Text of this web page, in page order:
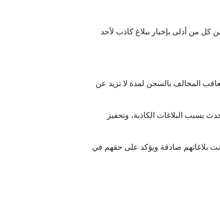
كل من أدلى بإخبار ببلاغ كاذب لأحد
المخالف بالسجن لمدة لا تزيد عن
بسبب البلاغات الكاذبة، وتحفيز
بلاغاتهم صادقة ويؤكد على حقهم في